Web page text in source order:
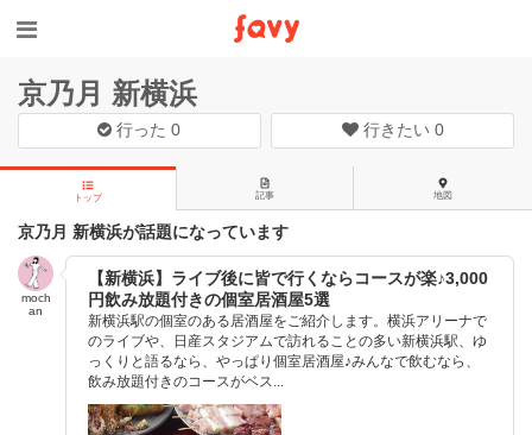
京乃月 新横浜
行った0 行きたい 0
トップ 記事 地図
京乃月 新横浜が話題になっています
moch
an
【新横浜】ライブ後に皆で行くならコースが楽♪3,000
円飲み放題付きの個室居酒屋5選
新横浜駅の個室のある居酒屋をご紹介します。横浜アリーナで
のライブや、日産スタジアムで訪れることの多い新横浜駅、ゆ
っくりと語るなら、やっぱり個室居酒屋♪みんなで飲むなら、
飲み放題付きのコースがベス...